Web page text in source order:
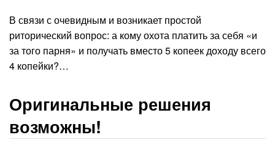
В связи с очевидным и возникает простой
риторический вопрос: а кому охота платить за себя «и
за того парня» и получать вместо 5 копеек доходу всего
4 копейки?…
Оригинальные решения
возможны!